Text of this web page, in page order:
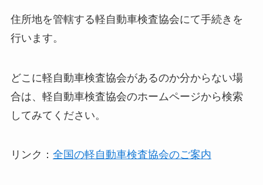
住所地を管轄する軽自動車検査協会にて手続きを
行います。
どこに軽自動車検査協会があるのか分からない場
合は、軽自動車検査協会のホームページから検索
してみてください。
リンク： 全国の軽自動車検査協会のご案内